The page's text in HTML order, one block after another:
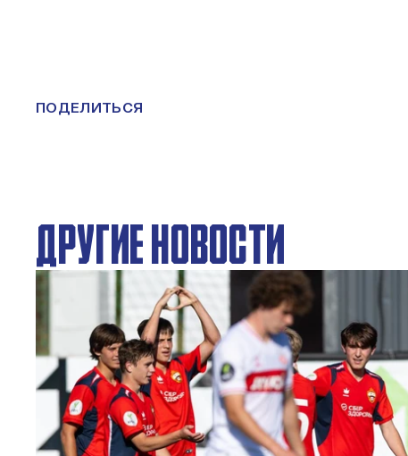
ПОДЕЛИТЬСЯ
ДРУГИЕ НОВОСТИ